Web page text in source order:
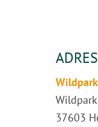
37603